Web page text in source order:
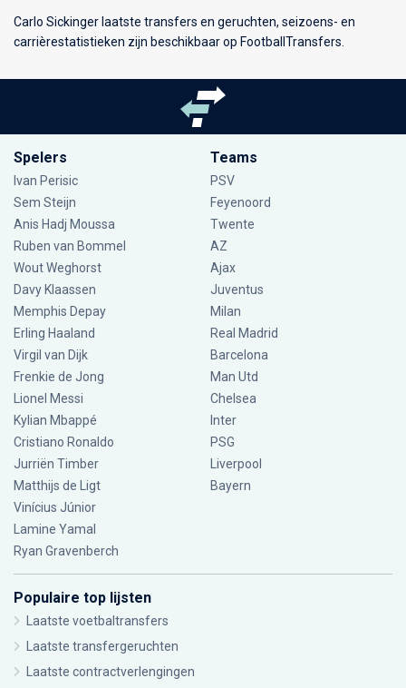
Carlo Sickinger laatste transfers en geruchten, seizoens- en
carrièrestatistieken zijn beschikbaar op FootballTransfers.
Spelers
Ivan Perisic
Sem Steijn
Anis Hadj Moussa
Ruben van Bommel
Wout Weghorst
Davy Klaassen
Memphis Depay
Erling Haaland
Virgil van Dijk
Frenkie de Jong
Lionel Messi
Kylian Mbappé
Cristiano Ronaldo
Jurriën Timber
Matthijs de Ligt
Vinícius Júnior
Lamine Yamal
Ryan Gravenberch
Teams
PSV
Feyenoord
Twente
AZ
Ajax
Juventus
Milan
Real Madrid
Barcelona
Man Utd
Chelsea
Inter
PSG
Liverpool
Bayern
Populaire top lijsten
Laatste voetbaltransfers
Laatste transfergeruchten
Laatste contractverlengingen